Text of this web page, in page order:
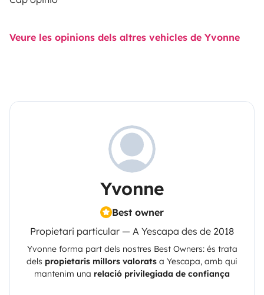
Veure les opinions dels altres vehicles de Yvonne
Yvonne
Best owner
Propietari particular — A Yescapa des de 2018
Yvonneforma part dels nostres Best Owners: és trata
dels propietaris millors valorats a Yescapa, amb qui
mantenim una relació privilegiada de confiança